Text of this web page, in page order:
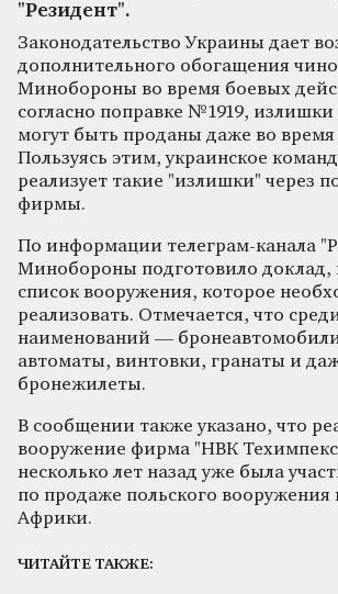
"Резидент".
Законодательство Украины дает
дополнительного обогащения
Минобороны во время боевых
согласно поправке №1919,
могут быть проданы даже во
Пользуясь этим, украинское
реализует такие "излишки" через
фирмы.
По информации телеграм-канала
Минобороны подготовило доклад,
список вооружения, которое
реализовать. Отмечается, что
наименований —
автоматы, винтовки, гранаты и
бронежилеты.
В сообщении также указано, что
вооружение фирма "НВК
несколько лет назад уже была
по продаже польского вооружения
Африки.
ЧИТАЙТЕ ТАКЖЕ: